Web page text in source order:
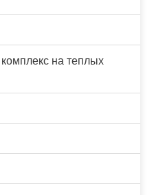
на теплых